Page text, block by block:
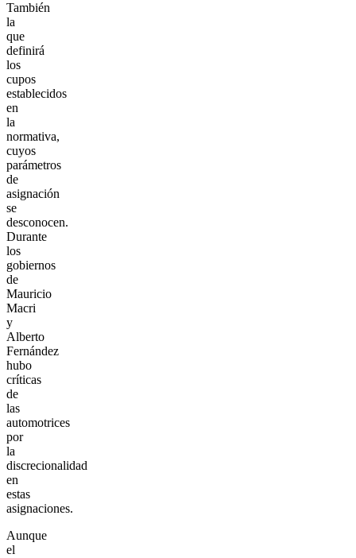
También
la
que
definirá
los
cupos
establecidos
en
la
normativa,
cuyos
parámetros
de
asignación
se
desconocen.
Durante
los
gobiernos
de
Mauricio
Macri
y
Alberto
Fernández
hubo
críticas
de
las
automotrices
por
la
discrecionalidad
en
estas
asignaciones.
Aunque
el